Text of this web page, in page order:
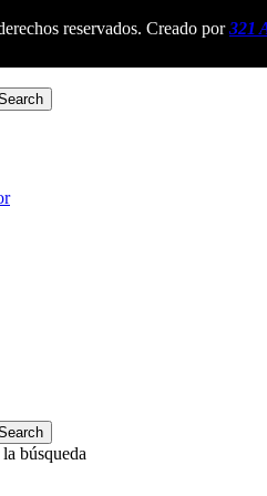
reservados. Creado por 321
búsqueda